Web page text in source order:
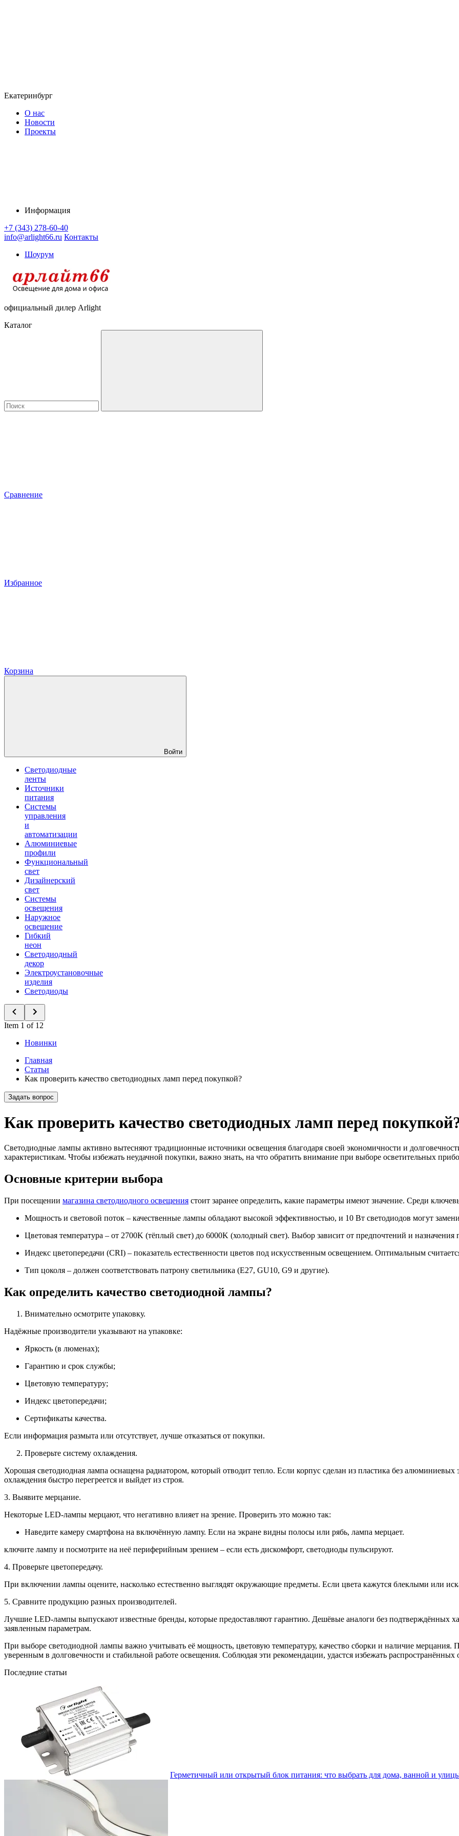
Екатеринбург
О нас
Новости
Проекты
Информация
+7 (343) 278-60-40
info@arlight66.ru Контакты
Шоурум
официальный дилер Arlight
Каталог
Сравнение
Избранное
Корзина
Войти
Светодиодные
ленты
Источники
питания
Системы
управления
и
автоматизации
Алюминиевые
профили
Функциональный
свет
Дизайнерский
свет
Системы
освещения
Наружное
освещение
Гибкий
неон
Светодиодный
декор
Электроустановочные
изделия
Светодиоды
Item 1 of 12
Новинки
Главная
Статьи
Как проверить качество светодиодных ламп перед покупкой?
Задать вопрос
Как проверить качество светодиодных ламп перед
Светодиодные лампы активно вытесняют традиционные источники освещения благодаря своей экономичности и
характеристикам. Чтобы избежать неудачной покупки, важно знать, на что обратить внимание при выборе осветительных
Основные критерии выбора
При посещении магазина светодиодного освещения стоит заранее определить, какие параметры имеют значение. Среди
Мощность и световой поток – качественные лампы обладают высокой эффективностью, и 10 Вт светодиодов могут
Цветовая температура – от 2700K (тёплый свет) до 6000K (холодный свет). Выбор зависит от предпочтений и
Индекс цветопередачи (CRI) – показатель естественности цветов под искусственным освещением. Оптимальным
Тип цоколя – должен соответствовать патрону светильника (E27, GU10, G9 и другие).
Как определить качество светодиодной лампы?
Внимательно осмотрите упаковку.
Надёжные производители указывают на упаковке:
Яркость (в люменах);
Гарантию и срок службы;
Цветовую температуру;
Индекс цветопередачи;
Сертификаты качества.
Если информация размыта или отсутствует, лучше отказаться от покупки.
Проверьте систему охлаждения.
Хорошая светодиодная лампа оснащена радиатором, который отводит тепло. Если корпус сделан из пластика без алюминиевых
охлаждения быстро перегреется и выйдет из строя.
3. Выявите мерцание.
Некоторые LED-лампы мерцают, что негативно влияет на зрение. Проверить это можно так:
Наведите камеру смартфона на включённую лампу. Если на экране видны полосы или рябь, лампа мерцает.
ключите лампу и посмотрите на неё периферийным зрением – если есть дискомфорт, светодиоды пульсируют.
4. Проверьте цветопередачу.
При включении лампы оцените, насколько естественно выглядят окружающие предметы. Если цвета кажутся блеклыми или
5. Сравните продукцию разных производителей.
Лучшие LED-лампы выпускают известные бренды, которые предоставляют гарантию. Дешёвые аналоги без подтверждённых
заявленным параметрам.
При выборе светодиодной лампы важно учитывать её мощность, цветовую температуру, качество сборки и наличие
уверенным в долговечности и стабильной работе освещения. Соблюдая эти рекомендации, удастся избежать
Последние статьи
Герметичный или открытый блок питания: что выбрать для дома, ванной и